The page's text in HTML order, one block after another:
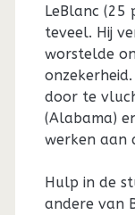
LeBlanc (25
teveel. Hij
worstelde
door te
(Alabama)
werken aan
Hulp in de
andere van